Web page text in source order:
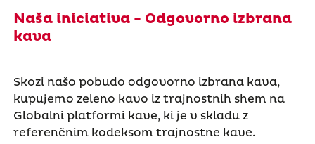
Naša iniciativa - Odgovorno izbrana
kava
Skozi našo pobudo odgovorno izbrana kava,
kupujemo zeleno kavo iz trajnostnih shem na
Globalni platformi kave, ki je v skladu z
referenčnim kodeksom trajnostne kave.